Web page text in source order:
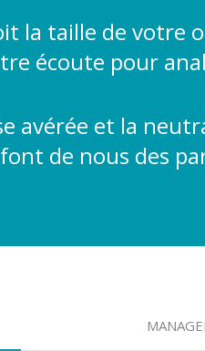
la taille de votre
écoute pour
avérée et la
font de nous des